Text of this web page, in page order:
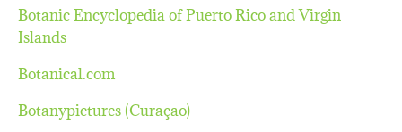
Botanic Encyclopedia of Puerto Rico and Virgin
Islands
Botanical.com
Botanypictures (Curaçao)